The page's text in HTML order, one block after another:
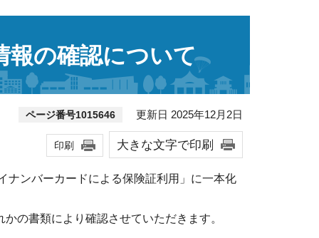
報の確認について
ページ番号1015646 更新日 2025年12月2日
印刷 大きな文字で印刷
ンバーカードによる保険証利用」に一本化
の書類により確認させていただきます。